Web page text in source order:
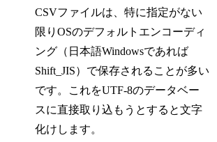
CSVファイルは、特に指定がない
限りOSのデフォルトエンコーディ
ング（日本語Windowsであれば
Shift_JIS）で保存されることが多い
です。これをUTF-8のデータベー
スに直接取り込もうとすると文字
化けします。